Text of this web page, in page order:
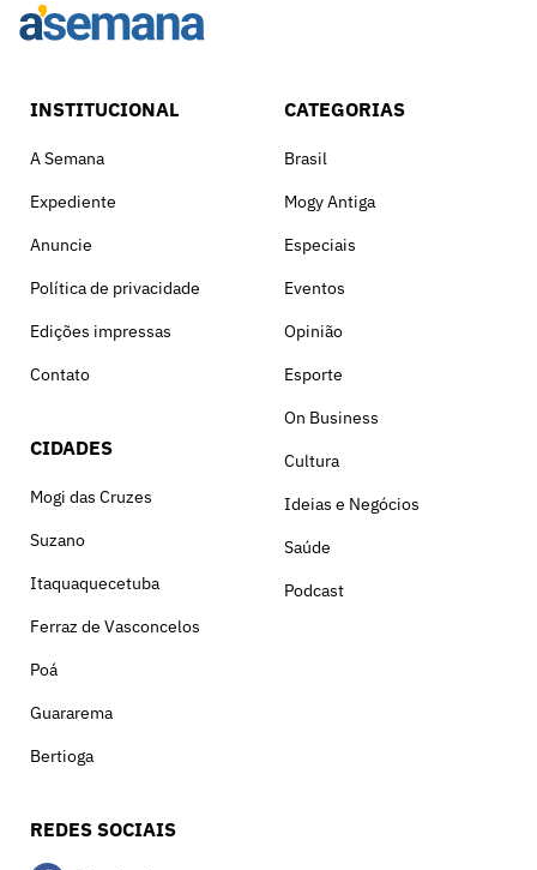
INSTITUCIONAL
A Semana
Expediente
Anuncie
Política de privacidade
Edições impressas
Contato
CIDADES
Mogi das Cruzes
Suzano
Itaquaquecetuba
Ferraz de Vasconcelos
Poá
Guararema
Bertioga
CATEGORIAS
Brasil
Mogy Antiga
Especiais
Eventos
Opinião
Esporte
On Business
Cultura
Ideias e Negócios
Saúde
Podcast
REDES SOCIAIS